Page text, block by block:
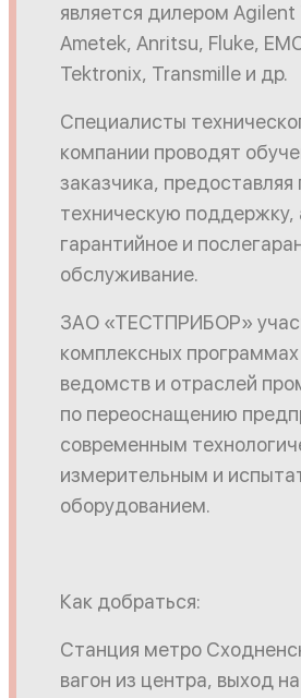
является дилером Agilent
Ametek, Anritsu, Fluke,
Tektronix, Transmille и др.
Специалисты
компании проводят
заказчика,
техническую поддержку,
гарантийное и
обслуживание.
ЗАО «ТЕСТПРИБОР»
комплексных
ведомств и отраслей
по переоснащению
современным
измерительным и
оборудованием.
Как добраться:
Станция метро
вагон из центра, выход